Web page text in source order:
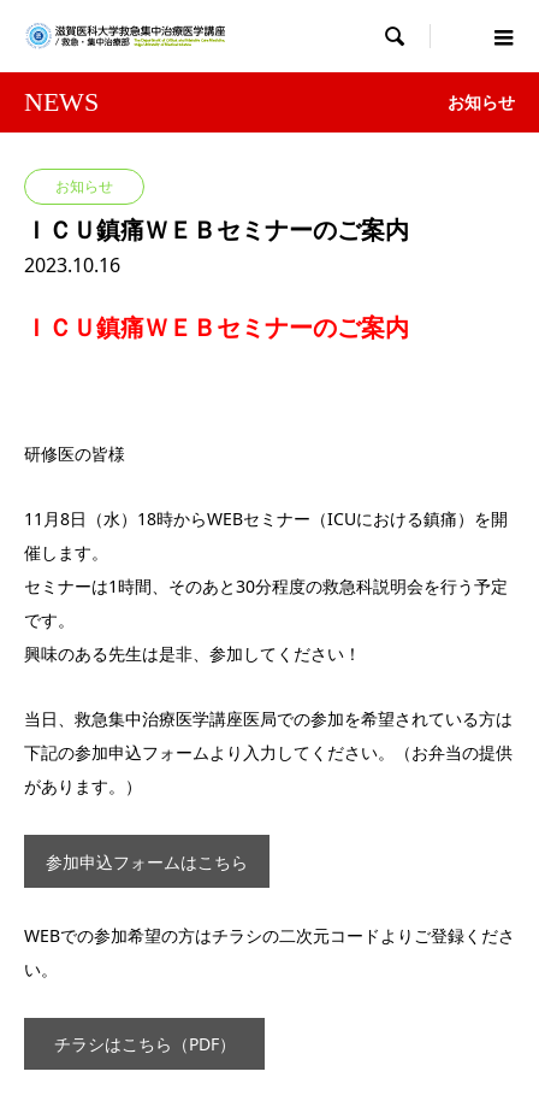

NEWS お知らせ
お知らせ
ＩＣＵ鎮痛ＷＥＢセミナーのご案内
2023.10.16
ＩＣＵ鎮痛ＷＥＢセミナーのご案内
研修医の皆様
11月8日（水）18時からWEBセミナー（ICUにおける鎮痛）を開
催します。
セミナーは1時間、そのあと30分程度の救急科説明会を行う予定
です。
興味のある先生は是非、参加してください！
当日、救急集中治療医学講座医局での参加を希望されている方は
下記の参加申込フォームより入力してください。（お弁当の提供
があります。）
参加申込フォームはこちら
WEBでの参加希望の方はチラシの二次元コードよりご登録くださ
い。
チラシはこちら（PDF）